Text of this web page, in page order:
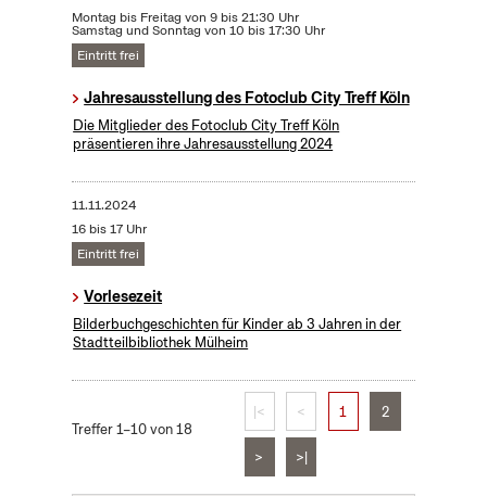
Montag bis Freitag von 9 bis 21:30 Uhr
Samstag und Sonntag von 10 bis 17:30 Uhr
Eintritt frei
Jahresausstellung des Fotoclub City Treff Köln
Die Mitglieder des Fotoclub City Treff Köln
präsentieren ihre Jahresausstellung 2024
11.11.2024
16 bis 17 Uhr
Eintritt frei
Vorlesezeit
Bilderbuchgeschichten für Kinder ab 3 Jahren in der
Stadtteilbibliothek Mülheim
Treffer 1–10 von 18
|< < 1 2
> >|